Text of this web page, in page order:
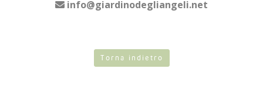
info@giardinodegliangeli.net
Torna indietro